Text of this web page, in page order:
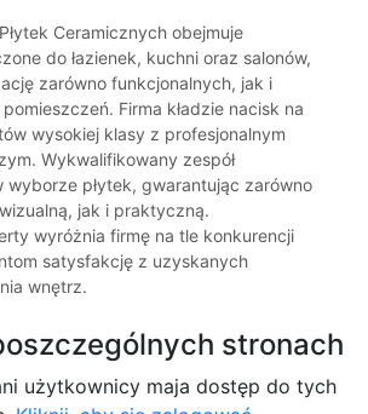
Ceramicznych obejmuje
do łazienek, kuchni oraz salonów,
zarówno funkcjonalnych, jak i
Firma kładzie nacisk na
wysokiej klasy z profesjonalnym
Wykwalifikowany zespół
wyborze płytek, gwarantując zarówno
jak i praktyczną.
wyróżnia firmę na tle konkurencji
satysfakcję z uzyskanych
wnętrz.
stronach
użytkownicy maja dostęp do tych